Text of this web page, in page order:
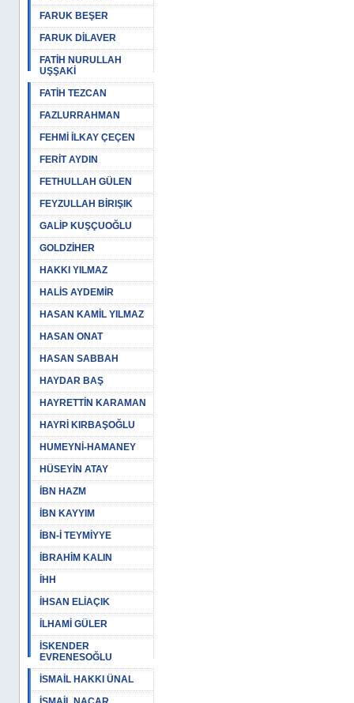
FARUK BEŞER
FARUK DİLAVER
FATİH NURULLAH
UŞŞAKİ
FATİH TEZCAN
FAZLURRAHMAN
FEHMİ İLKAY ÇEÇEN
FERİT AYDIN
FETHULLAH GÜLEN
FEYZULLAH BİRIŞIK
GALİP KUŞÇUOĞLU
GOLDZİHER
HAKKI YILMAZ
HALİS AYDEMİR
HASAN KAMİL YILMAZ
HASAN ONAT
HASAN SABBAH
HAYDAR BAŞ
HAYRETTİN KARAMAN
HAYRİ KIRBAŞOĞLU
HUMEYNİ-HAMANEY
HÜSEYİN ATAY
İBN HAZM
İBN KAYYIM
İBN-İ TEYMİYYE
İBRAHİM KALIN
İHH
İHSAN ELİAÇIK
İLHAMİ GÜLER
İSKENDER
EVRENESOĞLU
İSMAİL HAKKI ÜNAL